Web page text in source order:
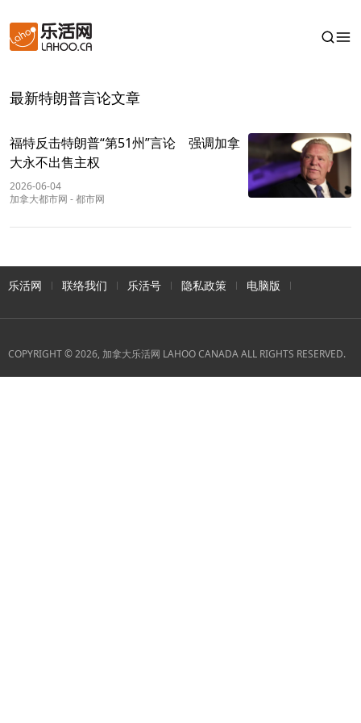
最新特朗普言论文章
福特反击特朗普“第51州”言论 强调加拿
大永不出售主权
2026-06-04
加拿大都市网 -都市网
乐活网 联络我们 乐活号 隐私政策 电脑版
COPYRIGHT © 2026, 加拿大乐活网 LAHOO CANADA ALL RIGHTS RESERVED.